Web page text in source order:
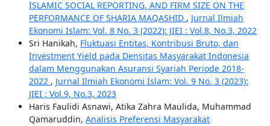
ISLAMIC SOCIAL REPORTING, AND FIRM SIZE ON THE
PERFORMANCE OF SHARIA MAQASHID , Jurnal Ilmiah
Ekonomi Islam: Vol. 8 No. 3 (2022): JIEI : Vol.8, No.3, 2022
Sri Hanikah, Fluktuasi Entitas, Kontribusi Bruto, dan
Investment Yield pada Densitas Masyarakat Indonesia
dalam Menggunakan Asuransi Syariah Periode 2018-
2022 , Jurnal Ilmiah Ekonomi Islam: Vol. 9 No. 3 (2023):
JIEI : Vol.9, No.3, 2023
Haris Faulidi Asnawi, Atika Zahra Maulida, Muhammad
Qamaruddin, Analisis Preferensi Masyarakat